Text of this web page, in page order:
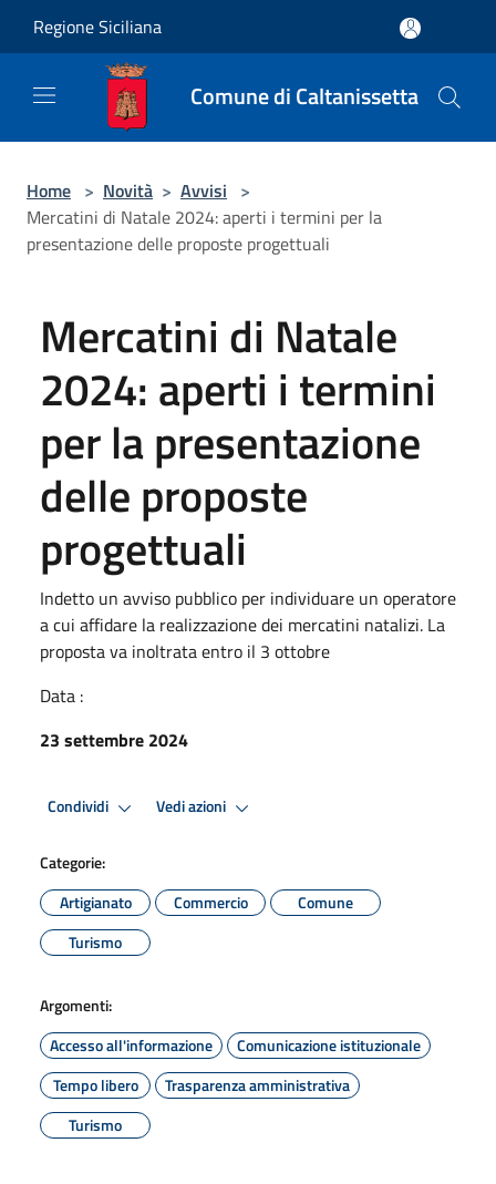
Regione Siciliana
Comune di Caltanissetta
Home > Novità > Avvisi >
Mercatini di Natale 2024: aperti i termini per la
presentazione delle proposte progettuali
Mercatini di Natale
2024: aperti i termini
per la presentazione
delle proposte
progettuali
Indetto un avviso pubblico per individuare un operatore
a cui affidare la realizzazione dei mercatini natalizi. La
proposta va inoltrata entro il 3 ottobre
Data :
23 settembre 2024
Condividi Vedi azioni
Categorie:
Artigianato
Commercio
Comune
Turismo
Argomenti:
Accesso all'informazione
Comunicazione istituzionale
Tempo libero
Trasparenza amministrativa
Turismo